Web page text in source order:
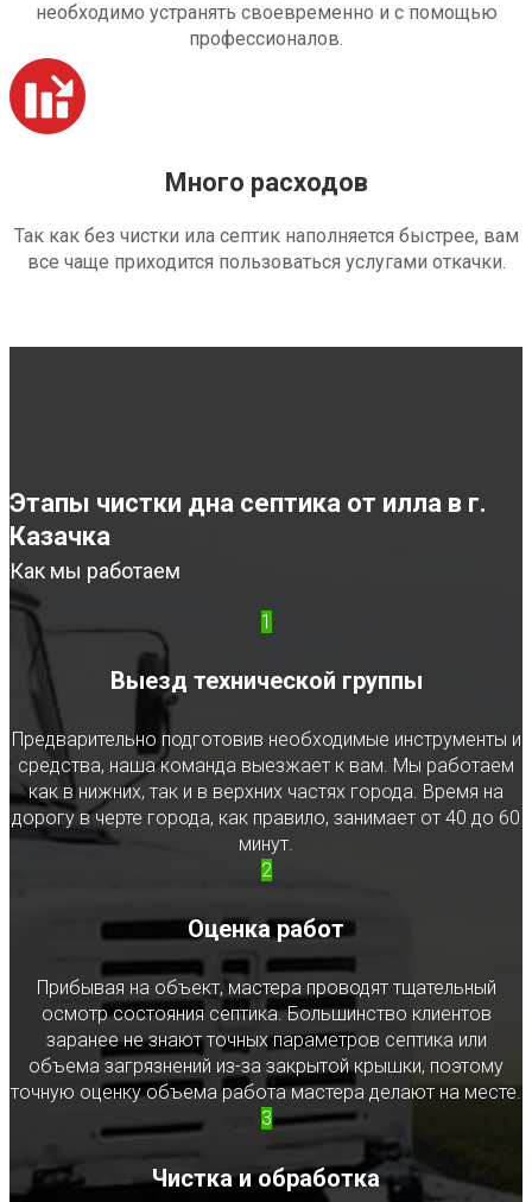
необходимо устранять своевременно и с помощью
профессионалов.
Много расходов
Так как без чистки ила септик наполняется быстрее, вам
все чаще приходится пользоваться услугами откачки.
Этапы чистки дна септика от илла в г.
Казачка
Как мы работаем
1
Выезд технической группы
Предварительно подготовив необходимые инструменты и
средства, наша команда выезжает к вам. Мы работаем
как в нижних, так и в верхних частях города. Время на
дорогу в черте города, как правило, занимает от 40 до 60
минут.
2
Оценка работ
Прибывая на объект, мастера проводят тщательный
осмотр состояния септика. Большинство клиентов
заранее не знают точных параметров септика или
объема загрязнений из-за закрытой крышки, поэтому
точную оценку объема работа мастера делают на месте.
3
Чистка и обработка